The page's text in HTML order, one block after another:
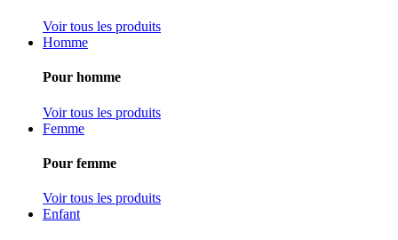
Voir tous les produits
Homme
Pour homme
Voir tous les produits
Femme
Pour femme
Voir tous les produits
Enfant